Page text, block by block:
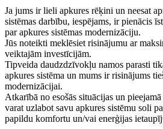
Ja jums ir lieli apkures rēķini un neesat
sistēmas darbību, iespējams, ir pienācis
par apkures sistēmas modernizāciju.
Jūs noteikti meklēsiet risinājumu ar
veiktajām investīcijām.
Tipveida daudzdzīvokļu namos parasti
apkures sistēma un mums ir risinājums
modernizācijai.
Atkarībā no esošās situācijas un
varat uzlabot savu apkures sistēmu soli
papildu komfortu un/vai enerģijas